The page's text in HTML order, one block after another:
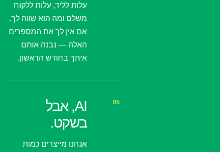
עלות לליד, עלות ללקוח
משלם ומה הוא שווה לך.
אם אין לך את המספרים
האלה — נבנה אותם
איתך בחודש הראשון.
05
AI, אבל
בשקט.
אנחנו מייצרים כמות